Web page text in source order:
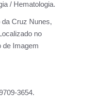
/ Hematologia.
Cruz Nunes,
no
de Imagem
3654.